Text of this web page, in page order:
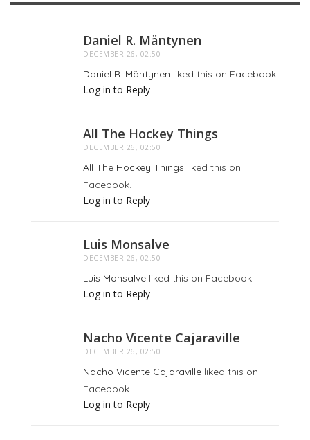
Daniel R. Mäntynen
DECEMBER 26, 02:50
Daniel R. Mäntynen liked this on Facebook.
Log in to Reply
All The Hockey Things
DECEMBER 26, 02:50
All The Hockey Things liked this on
Facebook.
Log in to Reply
Luis Monsalve
DECEMBER 26, 02:50
Luis Monsalve liked this on Facebook.
Log in to Reply
Nacho Vicente Cajaraville
DECEMBER 26, 02:50
Nacho Vicente Cajaraville liked this on
Facebook.
Log in to Reply